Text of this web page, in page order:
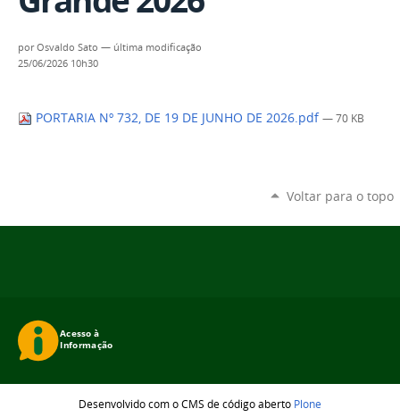
porOsvaldo Sato — última modificação
25/06/2026 10h30
PORTARIA Nº 732, DE 19 DE JUNHO DE 2026.pdf — 70 KB
Voltar para o topo
Desenvolvido com o CMS de código aberto Plone